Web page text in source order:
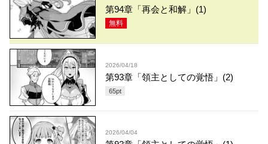
第94章「再会と和解」(1)
無料
2026/04/18
第93章「領主としての覚悟」(2)
65pt
2026/04/04